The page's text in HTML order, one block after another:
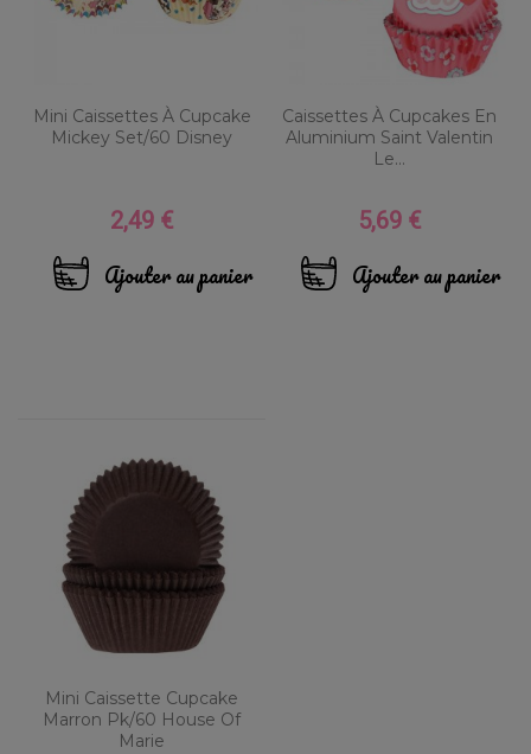
Mini Caissettes À Cupcake
Mickey Set/60 Disney
Prix
2,49 €
Ajouter au panier
Caissettes À Cupcakes En
Aluminium Saint Valentin
Le...
Prix
5,69 €
Ajouter au panier
Mini Caissette Cupcake
Marron Pk/60 House Of
Marie